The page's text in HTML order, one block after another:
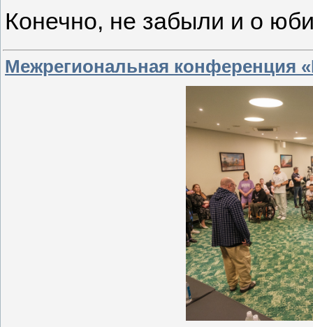
Конечно, не забыли и о
Межрегиональная конференция